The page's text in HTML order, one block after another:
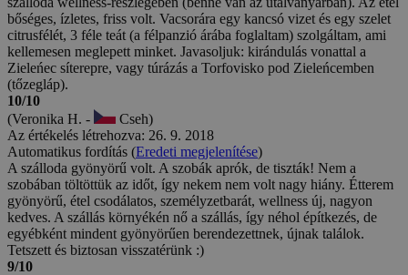
bőséges, ízletes, friss volt. Vacsorára egy kancsó vizet és egy szelet
citrusfélét, 3 féle teát (a félpanzió árába foglaltam) szolgáltam, ami
kellemesen meglepett minket. Javasoljuk: kirándulás vonattal a
Zieleńec síterepre, vagy túrázás a Torfovisko pod Zieleńcemben
(tőzegláp).
10/10
(Veronika H. -
Cseh)
Az értékelés létrehozva: 26. 9. 2018
Automatikus fordítás (Eredeti megjelenítése)
A szálloda gyönyörű volt. A szobák aprók, de tiszták! Nem a
szobában töltöttük az időt, így nekem nem volt nagy hiány. Étterem
gyönyörű, étel csodálatos, személyzetbarát, wellness új, nagyon
kedves. A szállás környékén nő a szállás, így néhol építkezés, de
egyébként mindent gyönyörűen berendezettnek, újnak találok.
Tetszett és biztosan visszatérünk :)
9/10